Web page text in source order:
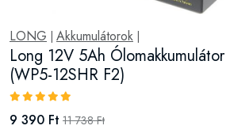
LONG Akkumulátorok
Long 12V 5Ah
(WP5-12SHR F2)
9 390 Ft 11 738 Ft